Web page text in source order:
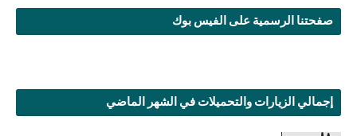
صفحتنا الرسمية على الفيس بوك
إجمالي الزيارات والتحميلات في الشهر الماضي